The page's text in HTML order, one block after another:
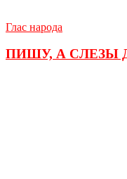
Глас народа
ПИШУ, А СЛЕЗЫ